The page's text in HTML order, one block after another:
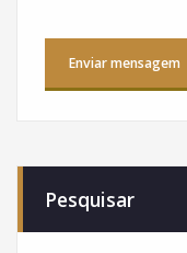
Pesquisar